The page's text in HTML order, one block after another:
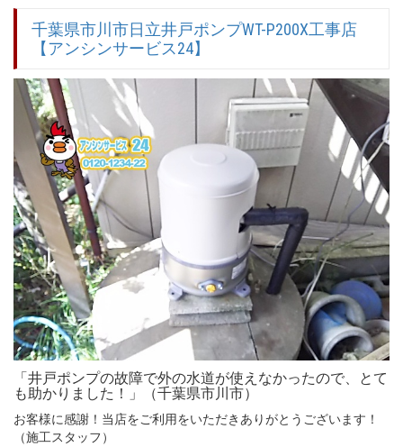
千葉県市川市日立井戸ポンプWT-P200X工事店
【アンシンサービス24】
「井戸ポンプの故障で外の水道が使えなかったので、とて
も助かりました！」（千葉県市川市）
お客様に感謝！当店をご利用をいただきありがとうございます！
（施工スタッフ）